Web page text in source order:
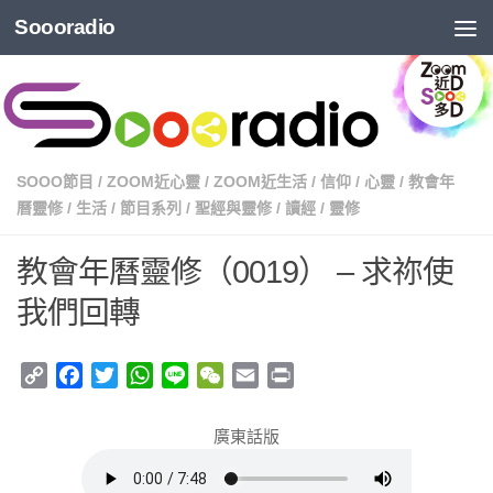
Soooradio
SOOO節目 / ZOOM近心靈 / ZOOM近生活 / 信仰 / 心靈 / 教會年
曆靈修 / 生活 / 節目系列 / 聖經與靈修 / 讀經 / 靈修
教會年曆靈修（0019） – 求祢使
我們回轉
Copy
Facebook
TwitterWhatsApp
Line WeChat
Email
廣東話版